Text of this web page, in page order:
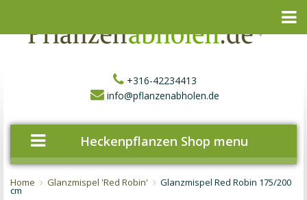
+316-42234413
info@pflanzenabholen.de
Heckenpflanzen Shop menu
Home Glanzmispel 'Red Robin' Glanzmispel Red Robin 175/200
cm